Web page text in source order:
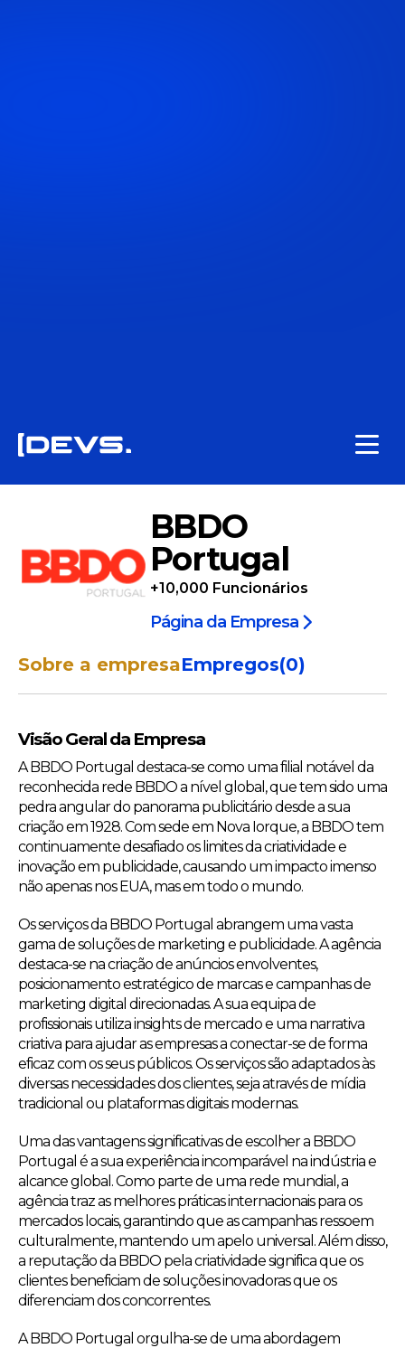
BBDO
Portugal
+10,000 Funcionários
Página da Empresa
Sobre a empresaEmpregos(0)
Visão Geral da Empresa
A BBDO Portugal destaca-se como uma filial notável da
reconhecida rede BBDO a nível global, que tem sido uma
pedra angular do panorama publicitário desde a sua
criação em 1928. Com sede em Nova Iorque, a BBDO tem
continuamente desafiado os limites da criatividade e
inovação em publicidade, causando um impacto imenso
não apenas nos EUA, mas em todo o mundo.
Os serviços da BBDO Portugal abrangem uma vasta
gama de soluções de marketing e publicidade. A agência
destaca-se na criação de anúncios envolventes,
posicionamento estratégico de marcas e campanhas de
marketing digital direcionadas. A sua equipa de
profissionais utiliza insights de mercado e uma narrativa
criativa para ajudar as empresas a conectar-se de forma
eficaz com os seus públicos. Os serviços são adaptados às
diversas necessidades dos clientes, seja através de mídia
tradicional ou plataformas digitais modernas.
Uma das vantagens significativas de escolher a BBDO
Portugal é a sua experiência incomparável na indústria e
alcance global. Como parte de uma rede mundial, a
agência traz as melhores práticas internacionais para os
mercados locais, garantindo que as campanhas ressoem
culturalmente, mantendo um apelo universal. Além disso,
a reputação da BBDO pela criatividade significa que os
clientes beneficiam de soluções inovadoras que os
diferenciam dos concorrentes.
A BBDO Portugal orgulha-se de uma abordagem